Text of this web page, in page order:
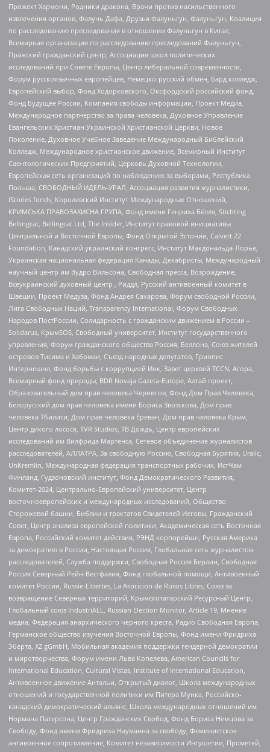
Прожект Хармони, Родники дракона, Врачи против насильственного
извлечения органов, Фалунь Дафа, Друзья Фалуньгун, Фалуньгун, Коалиция
по расследованию преследования в отношении Фалуньгун в Китае,
Всемирная организация по расследованию преследований Фалуньгун,
Пражский гражданский центр, Ассоциация школ политических
исследований при Совете Европы, Центр либеральной современности,
Форум русскоязычных европейцев, Немецко-русский обмен, Бард колледж,
Европейский выбор, Фонд Ходорковского, Оксфордский российский фонд,
Фонд Будущее России, Компания свободы информации, Проект Медиа,
Международное партнерство за права человека, Духовное Управление
Евангельских Христиан Украинской Христианской Церкви, Новое
Поколение, Духовное Учебное Заведение Международный Библейский
Колледж, Международное христианское движение, Всемирный Институт
Саентологических Предприятий, Церковь Духовной Технологии,
Европейская сеть организаций по наблюдению за выборами, Республика
Польша, СВОБОДНЫЙ ИДЕЛЬ-УРАЛ, Ассоциация развития журналистики,
IStories fonds, Королевский Институт Международных Отношений,
КРИМСЬКА ПРАВОЗАХИСНА ГРУПА, Фонд имени Генриха Бёлля, Stichting
Bellingcat, Bellingcat Ltd, The Insider, Институт правовой инициативы
Центральной и Восточной Европы, Фонд Открытой Эстонии, Calvert 22
Foundation, Канадский украинский конгресс, Институт Макдональда-Лорье,
Украинская национальная федерация Канады, Декабристы, Международный
научный центр им Вудро Вильсона, Свободная пресса, Возрождение,
Всеукраинский духовный центр , Риддл, Русский антивоенный комитет в
Швеции, Проект Медуза, Фонд Андрея Сахарова, Форум свободной России,
Лига Свободных Наций, Transparеncy International, Форум Свободных
Народов ПостРоссии, Солидарность с гражданским движением в России –
Solidarus, КрымSOS, Свободный университет, Институт государственного
управления, Форум гражданского общества Россия, Беллона, Союз жителей
островов Тисима и Хабомаи, Съезд народных депутатов, Гринпис
Интернешнл, Фонд борьбы с коррупцией Инк, Завет церквей TCCN, Агора,
Всемирный фонд природы, BDR Novaja Gazeta-Europe, Алтай проект,
Образовательный дом прав человека Чернигов, Фонд Дом Прав Человека,
Белорусский дом прав человека имени Бориса Звозскова, Дом прав
человека Тбилиси, Дом прав человека Ереван, Дом прав человека Крым,
Центр дикого лосося, TVR Studios, ТВ Дождь, Центр европейских
исследований им Вилфрида Мартенса, Сетевое объединение журналистов
расследователей, АЛЛАТРА, За свободную Россию, Свободная Бурятия, Uralic,
UnKremlin, Международная федерация транспортных рабочих, ИстЧам
Финланд, Гудзоновский институт, Фонд Демократического Развития,
Комитет-2024, Центрально-Европейский университет, Центр
восточноевропейских и международных исследований, Общество
Сторожевой башни, Библии и трактатов Свидетелей Иеговы, Гражданский
Совет, Центр анализа европейской политики, Академическая сеть Восточная
Европа, Российский комитет действия, РЭНД корпорейшн, Русская Америка
за демократию в России, Настоящая Россия, Глобальная сеть журналистов-
расследователей, Служба поддержки, Свободная Россия Берлин, Свободная
Россия Северный Рейн-Вестфалия, Фонд глобальной помощи, Антивоенный
комитет России, Russie-Libertes, La Asocicion de Rusos Libres, Союз за
возвращение Северных территорий, Крымскотатарский Ресурсный Центр,
Глобальный союз IndustriALL, Russian Election Monitor, Article 19, Мнение
медиа, Федерация анархического черного креста, Радио Свободная Европа,
Германское общество изучения Восточной Европы, Фонд имени Фридриха
Эберта, XZ gGmbH, Мобильная академия поддержки гендерной демократии
и миротворчества, Форум имени Льва Копелева, American Councils for
International Education, Cultural Vistas, Institute of International Education,
Антивоенное движение Антальи, Открытый диалог, Школа международных
отношений и государственной политики им Питера Мунка, Российско-
канадский демократический альянс, Школа международных отношений им
Нормана Патерсона, Центр Гражданских Свобод, Фонд Бориса Немцова за
Свободу, Фонд имени Фридриха Науманна за свободу, Феминистское
антивоенное сопротивление, Комитет независимости Ингушетии, Прометей,